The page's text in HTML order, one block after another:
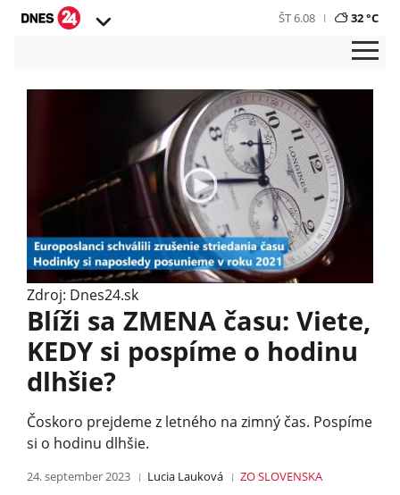
ŠT 6.08 32 °C
Zdroj: Dnes24.sk
Blíži sa ZMENA času: Viete,
KEDY si pospíme o hodinu
dlhšie?
Čoskoro prejdeme z letného na zimný čas. Pospíme
si o hodinu dlhšie.
24. september 2023 Lucia Lauková ZO SLOVENSKA